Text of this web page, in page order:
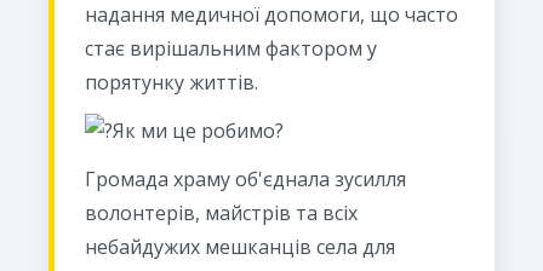
надання медичної допомоги, що часто
стає вирішальним фактором у
порятунку життів.
Як ми це робимо?
Громада храму об'єднала зусилля
волонтерів, майстрів та всіх
небайдужих мешканців села для